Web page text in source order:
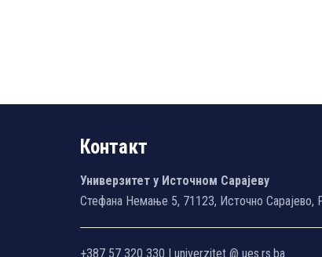
Контакт
Универзитет у Источном Сарајеву
Стефана Немање 5, 71123, Источно Сарајево,
+387 57 320 330 | univerzitet @ ues.rs.ba